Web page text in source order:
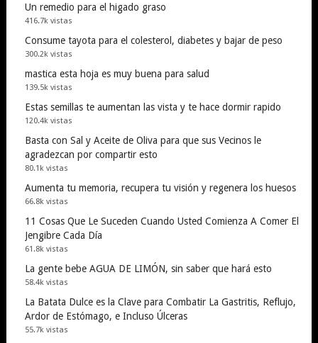
Un remedio para el higado graso
416.7k vistas
Consume tayota para el colesterol, diabetes y bajar de peso
300.2k vistas
mastica esta hoja es muy buena para salud
139.5k vistas
Estas semillas te aumentan las vista y te hace dormir rapido
120.4k vistas
Basta con Sal y Aceite de Oliva para que sus Vecinos le
agradezcan por compartir esto
80.1k vistas
Aumenta tu memoria, recupera tu visión y regenera los huesos
66.8k vistas
11 Cosas Que Le Suceden Cuando Usted Comienza A Comer El
Jengibre Cada Día
61.8k vistas
La gente bebe AGUA DE LIMÓN, sin saber que hará esto
58.4k vistas
La Batata Dulce es la Clave para Combatir La Gastritis, Reflujo,
Ardor de Estómago, e Incluso Úlceras
55.7k vistas